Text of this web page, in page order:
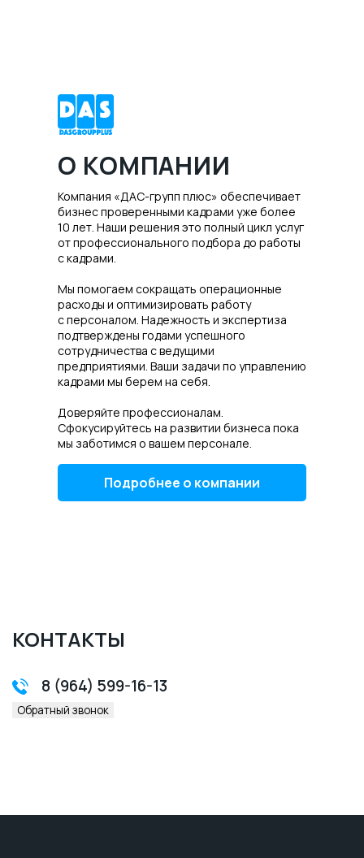
О КОМПАНИИ
Компания «ДАС-групп плюс» обеспечивает
бизнес проверенными кадрами уже более
10 лет. Наши решения это полный цикл услуг
от профессионального подбора до работы
с кадрами.
Мы помогаем сокращать операционные
расходы и оптимизировать работу
с персоналом. Надежность и экспертиза
подтверждены годами успешного
сотрудничества с ведущими
предприятиями. Ваши задачи по управлению
кадрами мы берем на себя.
Доверяйте профессионалам.
Сфокусируйтесь на развитии бизнеса пока
мы заботимся о вашем персонале.
Подробнее о компании
КОНТАКТЫ
8 (964) 599-16-13
Обратный звонок